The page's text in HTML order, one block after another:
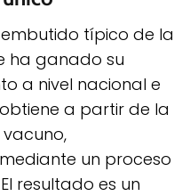
embutido típico de la
ha ganado su
a nivel nacional e
a partir de la
un proceso
resultado es un